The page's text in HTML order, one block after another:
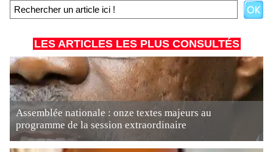
LES ARTICLES LES PLUS CONSULTÉS
Assemblée nationale : onze textes majeurs au
programme de la session extraordinaire